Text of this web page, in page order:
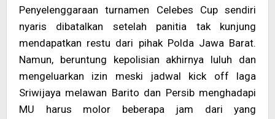
Penyelenggaraan turnamen Celebes Cup sendiri
nyaris dibatalkan setelah panitia tak kunjung
mendapatkan restu dari pihak Polda Jawa Barat.
Namun, beruntung kepolisian akhirnya luluh dan
mengeluarkan izin meski jadwal kick off laga
Sriwijaya melawan Barito dan Persib menghadapi
MU harus molor beberapa jam dari yang